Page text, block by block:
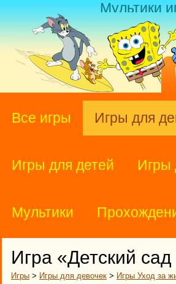
Мультики
Все игры Игры для
Игры для детей Игры
Мультики
Игра «Детский
Игры > Игры для девочек > Игры Уход за